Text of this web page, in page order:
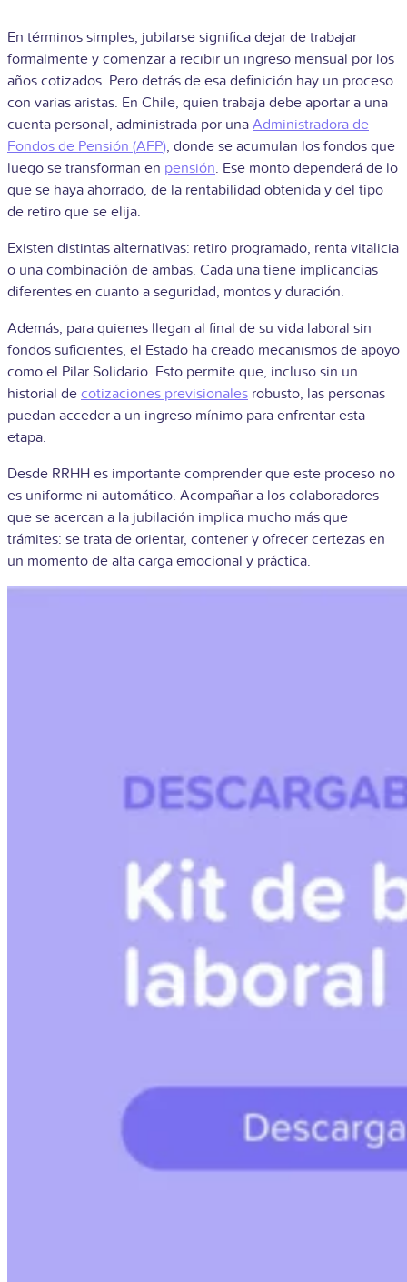
En términos simples, jubilarse significa dejar de trabajar
formalmente y comenzar a recibir un ingreso mensual por los
años cotizados. Pero detrás de esa definición hay un proceso
con varias aristas. En Chile, quien trabaja debe aportar a una
cuenta personal, administrada por una Administradora de
Fondos de Pensión (AFP), donde se acumulan los fondos que
luego se transforman en pensión. Ese monto dependerá de lo
que se haya ahorrado, de la rentabilidad obtenida y del tipo
de retiro que se elija.
Existen distintas alternativas: retiro programado, renta vitalicia
o una combinación de ambas. Cada una tiene implicancias
diferentes en cuanto a seguridad, montos y duración.
Además, para quienes llegan al final de su vida laboral sin
fondos suficientes, el Estado ha creado mecanismos de apoyo
como el Pilar Solidario. Esto permite que, incluso sin un
historial de cotizaciones previsionales robusto, las personas
puedan acceder a un ingreso mínimo para enfrentar esta
etapa.
Desde RRHH es importante comprender que este proceso no
es uniforme ni automático. Acompañar a los colaboradores
que se acercan a la jubilación implica mucho más que
trámites: se trata de orientar, contener y ofrecer certezas en
un momento de alta carga emocional y práctica.